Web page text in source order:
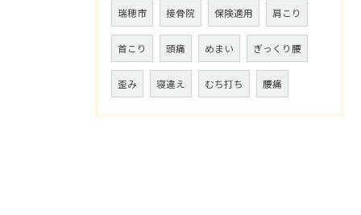
瑞穂市 接骨院 保険適用 肩こり
首こり 頭痛 めまい ぎっくり腰
歪み 寝違え むち打ち 腰痛